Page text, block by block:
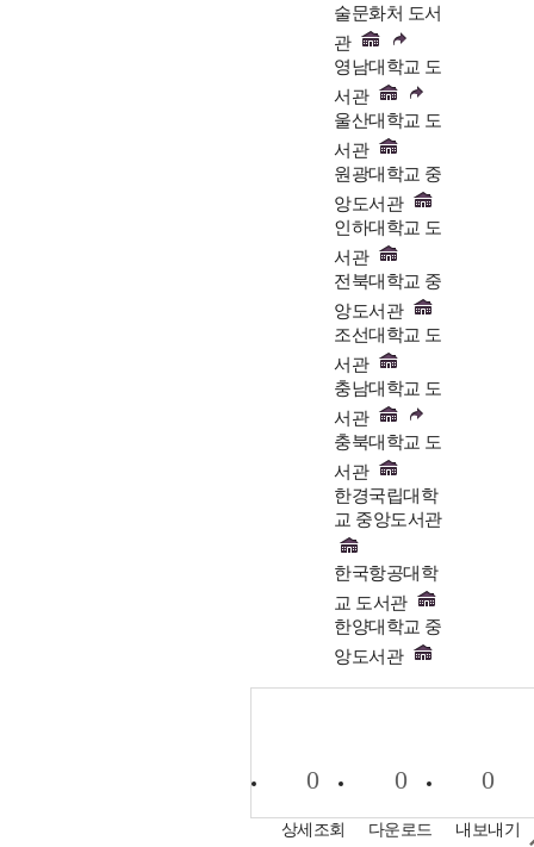
술문화처 도서
관
영남대학교 도
서관
울산대학교 도
서관
원광대학교 중
앙도서관
인하대학교 도
서관
전북대학교 중
앙도서관
조선대학교 도
서관
충남대학교 도
서관
충북대학교 도
서관
한경국립대학
교 중앙도서관
한국항공대학
교 도서관
한양대학교 중
앙도서관
0
상세조회
0
다운로드
0
내보내기